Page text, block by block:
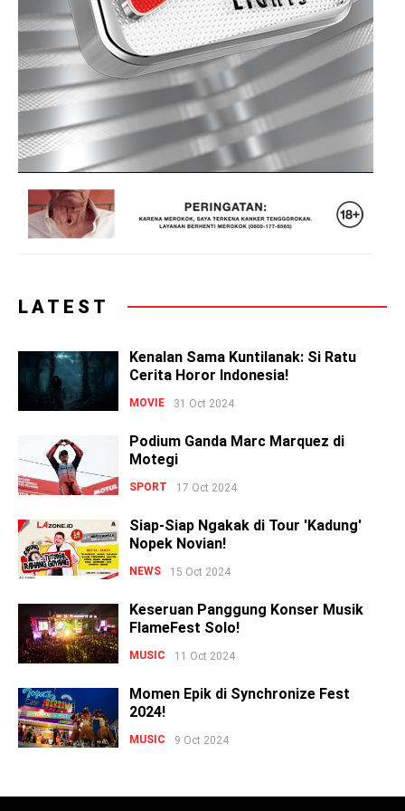
LATEST
Kenalan Sama Kuntilanak: Si Ratu
Cerita Horor Indonesia!
MOVIE 31 Oct 2024
Podium Ganda Marc Marquez di
Motegi
SPORT 17 Oct 2024
Siap-Siap Ngakak di Tour 'Kadung'
Nopek Novian!
NEWS 15 Oct 2024
Keseruan Panggung Konser Musik
FlameFest Solo!
MUSIC 11 Oct 2024
Momen Epik di Synchronize Fest
2024!
MUSIC 9 Oct 2024